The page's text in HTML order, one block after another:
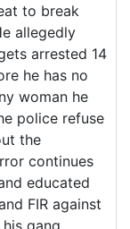
to break
allegedly
arrested 14
he has no
woman he
police refuse
the
continues
educated
FIR against
gang,